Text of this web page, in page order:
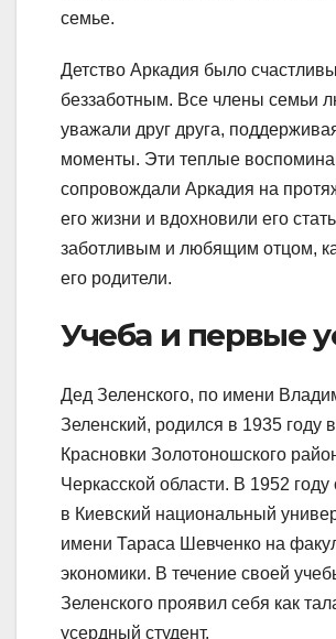
семье.
Детство Аркадия было
беззаботным. Все члены семьи
уважали друг друга,
моменты. Эти теплые
сопровождали Аркадия на
его жизни и вдохновили его
заботливым и любящим отцом,
его родители.
Учеба и первые
Дед Зеленского, по имени
Зеленский, родился в 1935 году
Красновки Золотоношского
Черкасской области. В 1952 году
в Киевский национальный
имени Тараса Шевченко на
экономики. В течение своей
Зеленского проявил себя как
усердный студент.